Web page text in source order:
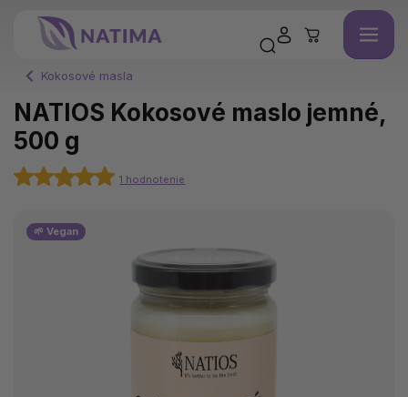
Kokosové masla
NATIOS Kokosové maslo jemné,
500 g
1 hodnotenie
🌱 Vegan